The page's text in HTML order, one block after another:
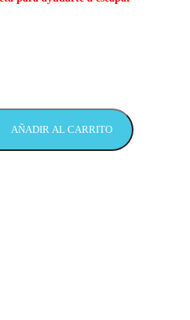
AÑADIR AL CARRITO